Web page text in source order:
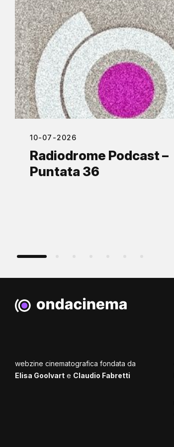
10-07-2026
Radiodrome Podcast –
Puntata 36
webzine cinematografica fondata da
Elisa Goolvart e Claudio Fabretti